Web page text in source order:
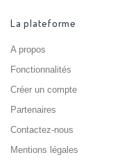
La plateforme
A propos
Fonctionnalités
Créer un compte
Partenaires
Contactez-nous
Mentions légales